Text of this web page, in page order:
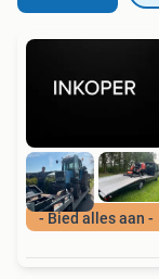
- Bied alles aan -